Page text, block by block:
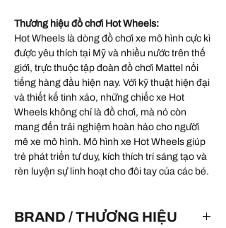
Thương hiệu đồ chơi Hot Wheels:
Hot Wheels là dòng đồ chơi xe mô hình cực kì
được yêu thích tại Mỹ và nhiều nước trên thế
giới, trực thuộc tập đoàn đồ chơi Mattel nổi
tiếng hàng đầu hiện nay. Với kỹ thuật hiện đại
và thiết kế tinh xảo, những chiếc xe Hot
Wheels không chỉ là đồ chơi, mà nó còn
mang đến trải nghiệm hoàn hảo cho người
mê xe mô hình. Mô hình xe Hot Wheels giúp
trẻ phát triển tư duy, kích thích trí sáng tạo và
rèn luyện sự linh hoạt cho đôi tay của các bé.
BRAND / THƯƠNG HIỆU